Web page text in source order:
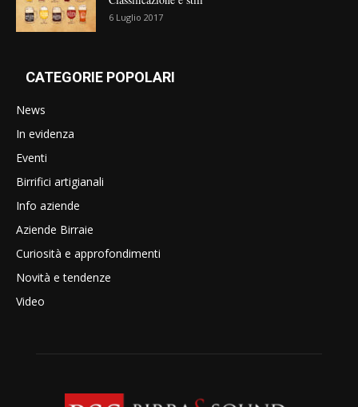
6 Luglio 2017
CATEGORIE POPOLARI
News
In evidenza
Eventi
Birrifici artigianali
Info aziende
Aziende Birraie
Curiosità e approfondimenti
Novità e tendenze
Video